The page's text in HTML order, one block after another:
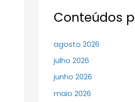
Conteúdos
agosto 2026
julho 2026
junho 2026
maio 2026